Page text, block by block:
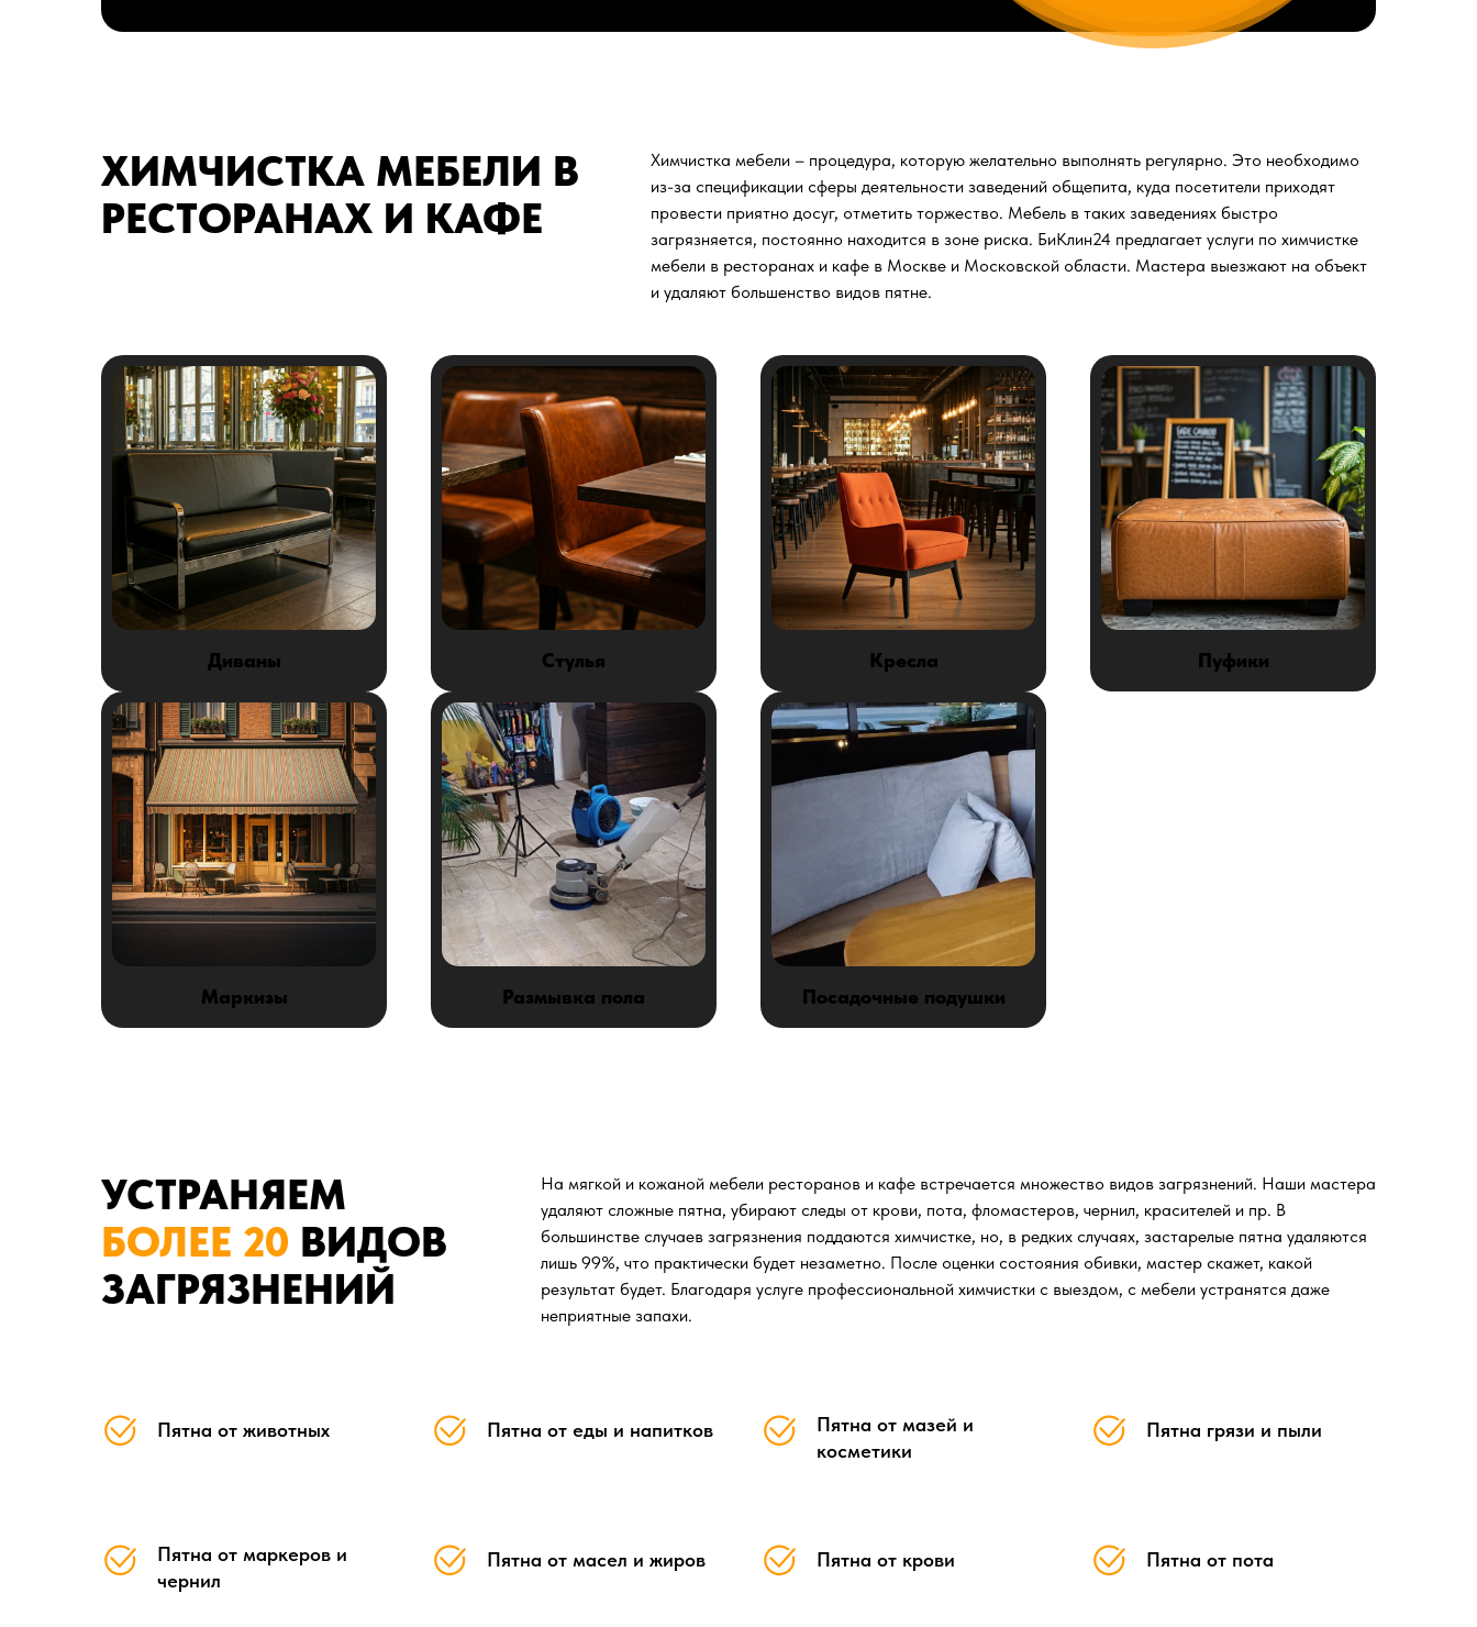
ХИМЧИСТКА МЕБЕЛИ В
РЕСТОРАНАХ И КАФЕ
Химчистка мебели – процедура, которую желательно выполнять регулярно. Это необходимо
из-за спецификации сферы деятельности заведений общепита, куда посетители приходят
провести приятно досуг, отметить торжество. Мебель в таких заведениях быстро
загрязняется, постоянно находится в зоне риска. БиКлин24 предлагает услуги по химчистке
мебели в ресторанах и кафе в Москве и Московской области. Мастера выезжают на объект
и удаляют большенство видов пятне.
Диваны Стулья Кресла Пуфики
Маркизы Размывка пола Посадочные подушки
УСТРАНЯЕМ
БОЛЕЕ 20 ВИДОВ
ЗАГРЯЗНЕНИЙ
На мягкой и кожаной мебели ресторанов и кафе встречается множество видов загрязнений. Наши мастера
удаляют сложные пятна, убирают следы от крови, пота, фломастеров, чернил, красителей и пр. В
большинстве случаев загрязнения поддаются химчистке, но, в редких случаях, застарелые пятна удаляются
лишь 99%, что практически будет незаметно. После оценки состояния обивки, мастер скажет, какой
результат будет. Благодаря услуге профессиональной химчистки с выездом, с мебели устранятся даже
неприятные запахи.
Пятна от животных Пятна от еды и напитков
Пятна от мазей и
косметики
Пятна грязи и пыли
Пятна от маркеров и
чернил
Пятна от масел и жиров Пятна от крови Пятна от пота